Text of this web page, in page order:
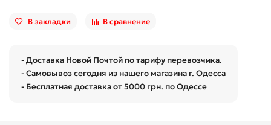
В закладки В сравнение
- Доставка Новой Почтой по тарифу перевозчика.
- Самовывоз сегодня из нашего магазина г. Одесса
- Бесплатная доставка от 5000 грн. по Одессе